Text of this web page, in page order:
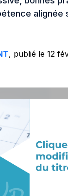
alignée
, publié le 12